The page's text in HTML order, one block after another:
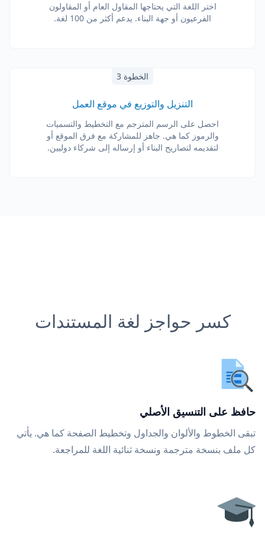
اختر اللغة التي يحتاجها المقاول العام أو المقاولون
الفرعيون أو جهة البناء. يدعم أكثر من 100 لغة.
الخطوة 3
التنزيل والتوزيع في موقع العمل
احصل على الرسم المترجم مع التخطيط والتسميات
والرموز كما هي. جاهز للمشاركة مع فرق الموقع أو
لتقديمه لتصاريح البناء أو إرساله إلى شركاء دوليين.
كسر حواجز لغة المستندات
حافظ على التنسيق الأصلي
تبقى الخطوط والألوان والجداول وتخطيط الصفحة كما هي. يأتي
كل ملف بنسخة مترجمة ونسخة ثنائية اللغة للمراجعة.